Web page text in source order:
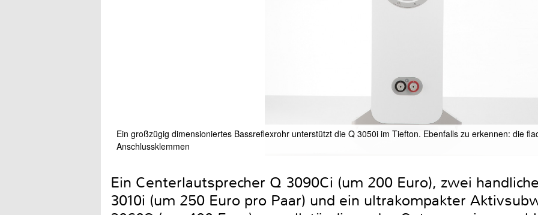
Ein großzügig dimensioniertes Bassreflexrohr unterstützt die Q 3050i im Tiefton. Ebenfalls zu erkennen: die
Anschlussklemmen
Ein Centerlautsprecher Q 3090Ci (um 200 Euro), zwei
3010i (um 250 Euro pro Paar) und ein ultrakompakter